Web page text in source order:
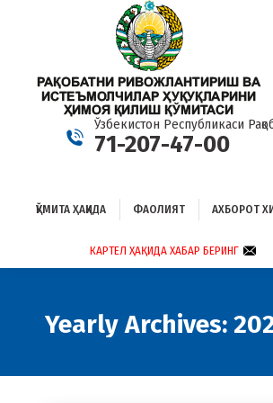
Ўзбекистон Республикаси
71-207-47-00
ҚЎМИТА ҲАҚИДА ФАОЛИЯТ АХБОРОТ
КАРТЕЛ ҲАҚИДА ХАБАР БЕРИНГ
Yearly Archives:
ФАОЛИЯТ